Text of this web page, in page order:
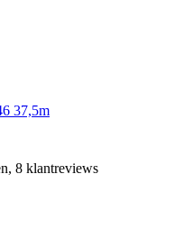
37,5m
8 klantreviews